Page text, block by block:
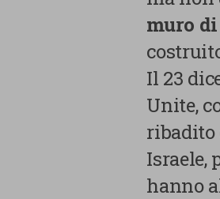
muro
Il 23
Unite,
ribadito
Israele,
hanno